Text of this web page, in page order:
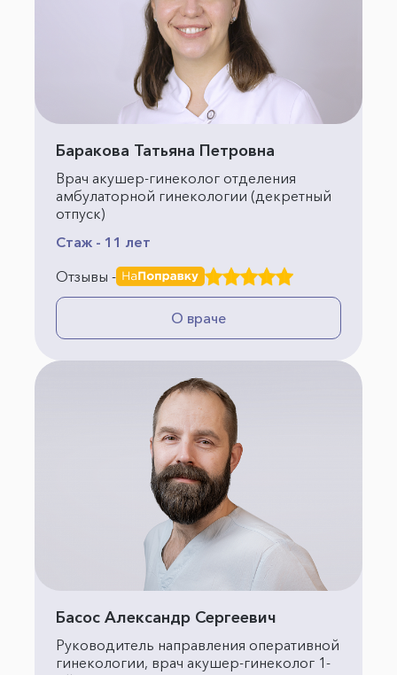
Баракова Татьяна Петровна
Врач акушер-гинеколог отделения
амбулаторной гинекологии (декретный
отпуск)
Стаж - 11 лет
Отзывы -
О враче
Басос Александр Сергеевич
Руководитель направления оперативной
гинекологии, врач акушер-гинеколог 1-